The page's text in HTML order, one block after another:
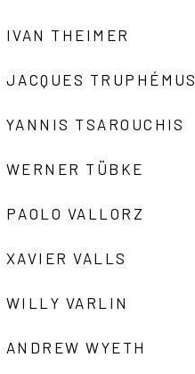
IVAN THEIMER
JACQUES TRUPHÉMUS
YANNIS TSAROUCHIS
WERNER TÜBKE
PAOLO VALLORZ
XAVIER VALLS
WILLY VARLIN
ANDREW WYETH